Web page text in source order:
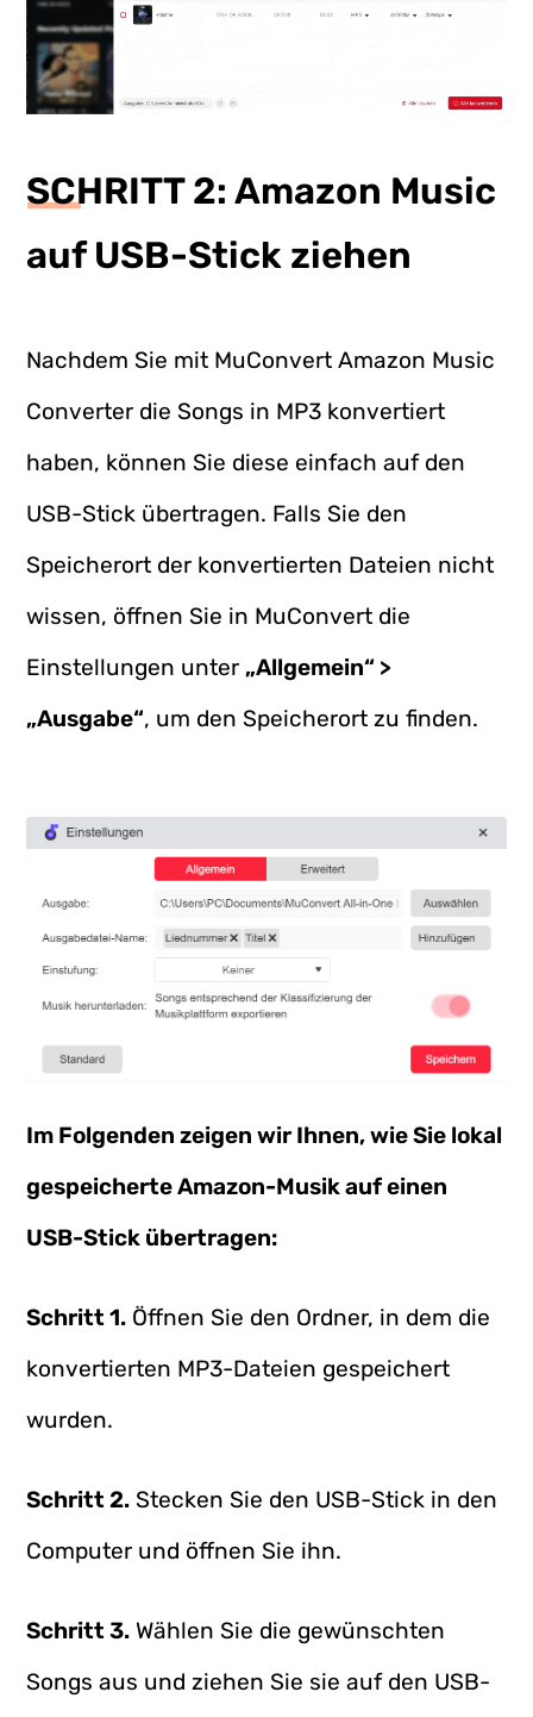
SCHRITT 2: Amazon Music
auf USB-Stick ziehen
Nachdem Sie mit MuConvert Amazon Music
Converter die Songs in MP3 konvertiert
haben, können Sie diese einfach auf den
USB-Stick übertragen. Falls Sie den
Speicherort der konvertierten Dateien nicht
wissen, öffnen Sie in MuConvert die
Einstellungen unter „Allgemein“ >
„Ausgabe“, um den Speicherort zu finden.
Im Folgenden zeigen wir Ihnen, wie Sie lokal
gespeicherte Amazon-Musik auf einen
USB-Stick übertragen:
Schritt 1. Öffnen Sie den Ordner, in dem die
konvertierten MP3-Dateien gespeichert
wurden.
Schritt 2. Stecken Sie den USB-Stick in den
Computer und öffnen Sie ihn.
Schritt 3. Wählen Sie die gewünschten
Songs aus und ziehen Sie sie auf den USB-